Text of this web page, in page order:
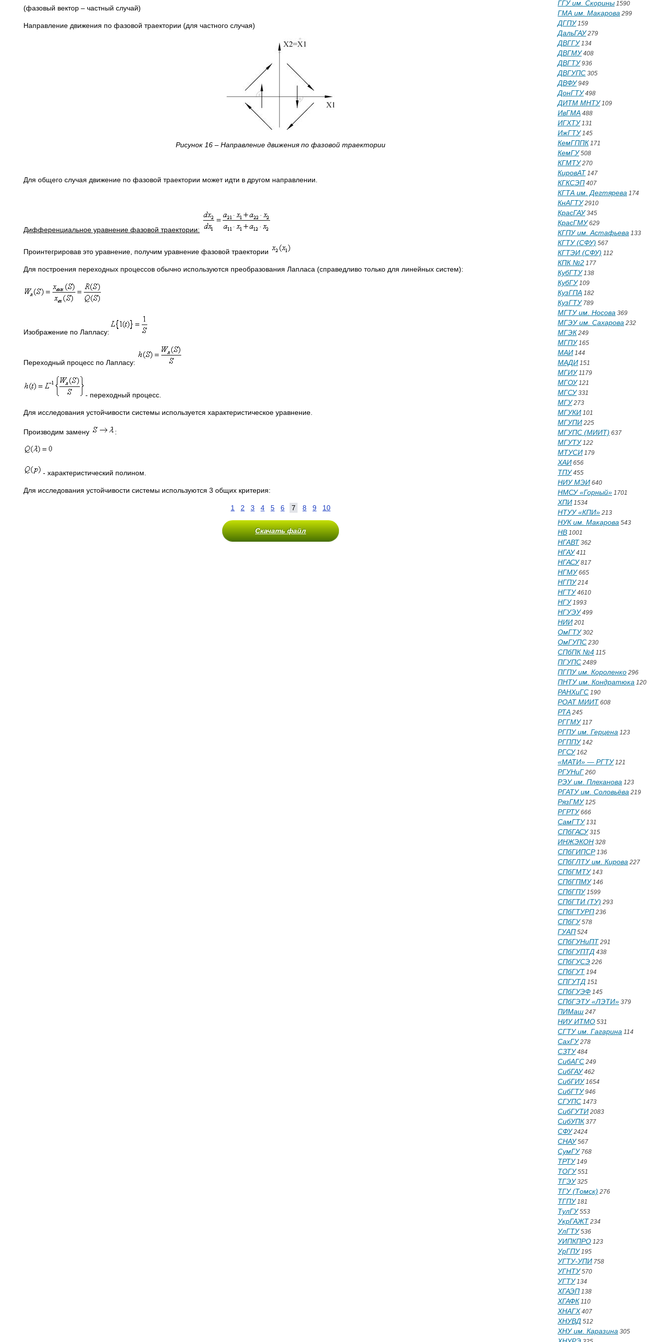
(фазовый вектор – частный случай)
Направление движения по фазовой траектории (для частного случая)
Рисунок 16 – Направление движения по фазовой траектории
Для общего случая движение по фазовой траектории может идти в другом направлении.
Дифференциальное уравнение фазовой траектории:
Проинтегрировав это уравнение, получим уравнение фазовой траектории
Для построения переходных процессов обычно используются преобразования Лапласа (справедливо только для линейных систем):
Изображение по Лапласу:
Переходный процесс по Лапласу:
- переходный процесс.
Для исследования устойчивости системы используется характеристическое уравнение.
Производим замену :
- характеристический полином.
Для исследования устойчивости системы используются 3 общих критерия:
1 2 3 4 5 6 7 8 9 10
Скачать файл
ГГУ им. Скорины 1590
ГМА им. Макарова 299
ДГПУ159
ДальГАУ279
ДВГГУ134
ДВГМУ408
ДВГТУ936
ДВГУПС 305
ДВФУ949
ДонГТУ498
ДИТМ МНТУ109
ИвГМА 488
ИГХТУ131
ИжГТУ145
КемГППК 171
КемГУ508
КГМТУ270
КировАТ 147
КГКСЭП 407
КГТА им. Дегтярева 174
КнАГТУ2910
КрасГАУ345
КрасГМУ629
КГПУ им. Астафьева 133
КГТУ (СФУ) 567
КГТЭИ (СФУ) 112
КПК №2 177
КубГТУ138
КубГУ109
КузГПА 182
КузГТУ789
МГТУ им. Носова 369
МГЭУ им. Сахарова 232
МГЭК 249
МГПУ165
МАИ 144
МАДИ 151
МГИУ1179
МГОУ121
МГСУ331
МГУ273
МГУКИ 101
МГУПИ 225
МГУПС (МИИТ) 637
МГУТУ122
МТУСИ 179
ХАИ 656
ТПУ455
НИУ МЭИ 640
НМСУ «Горный» 1701
ХПИ 1534
НТУУ «КПИ» 213
НУК им. Макарова 543
НВ 1001
НГАВТ 362
НГАУ411
НГАСУ817
НГМУ665
НГПУ214
НГТУ4610
НГУ1993
НГУЭУ499
НИИ 201
ОмГТУ302
ОмГУПС 230
СПбПК №4 115
ПГУПС 2489
ПГПУ им. Короленко 296
ПНТУ им. Кондратюка 120
РАНХиГС 190
РОАТ МИИТ 608
РТА 245
РГГМУ117
РГПУ им. Герцена 123
РГППУ142
РГСУ162
«МАТИ» — РГТУ121
РГУНиГ 260
РЭУ им. Плеханова 123
РГАТУ им. Соловьёва 219
РязГМУ125
РГРТУ666
СамГТУ131
СПбГАСУ315
ИНЖЭКОН 328
СПбГИПСР136
СПбГЛТУ им. Кирова 227
СПбГМТУ143
СПбГПМУ146
СПбГПУ1599
СПбГТИ (ТУ) 293
СПбГТУРП 236
СПбГУ578
ГУАП 524
СПбГУНиПТ 291
СПбГУПТД 438
СПбГУСЭ 226
СПбГУТ 194
СПГУТД 151
СПбГУЭФ 145
СПбГЭТУ «ЛЭТИ» 379
ПИМаш 247
НИУ ИТМО 531
СГТУ им. Гагарина 114
СахГУ278
СЗТУ484
СибАГС 249
СибГАУ462
СибГИУ1654
СибГТУ946
СГУПС 1473
СибГУТИ 2083
СибУПК 377
СФУ2424
СНАУ567
СумГУ768
ТРТУ149
ТОГУ551
ТГЭУ325
ТГУ (Томск) 276
ТГПУ181
ТулГУ553
УкрГАЖТ 234
УлГТУ536
УИПКПРО 123
УрГПУ195
УГТУ-УПИ 758
УГНТУ570
УГТУ134
ХГАЭП 138
ХГАФК 110
ХНАГХ 407
ХНУВД 512
ХНУ им. Каразина 305